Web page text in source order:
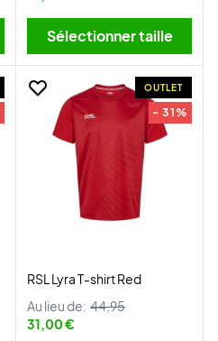
Sélectionner taille
OUTLET
- 31%
RSL Lyra T-shirt Red
Au lieu de: 44,95
31,00 €